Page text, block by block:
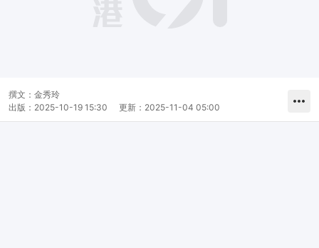
撰文： 金秀玲
出版： 2025-10-19 15:30 更新： 2025-11-04 05:00